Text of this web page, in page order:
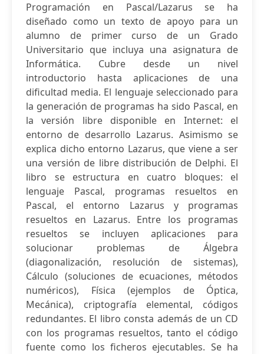
Programación en Pascal/Lazarus se ha
diseñado como un texto de apoyo para un
alumno de primer curso de un Grado
Universitario que incluya una asignatura de
Informática. Cubre desde un nivel
introductorio hasta aplicaciones de una
dificultad media. El lenguaje seleccionado para
la generación de programas ha sido Pascal, en
la versión libre disponible en Internet: el
entorno de desarrollo Lazarus. Asimismo se
explica dicho entorno Lazarus, que viene a ser
una versión de libre distribución de Delphi. El
libro se estructura en cuatro bloques: el
lenguaje Pascal, programas resueltos en
Pascal, el entorno Lazarus y programas
resueltos en Lazarus. Entre los programas
resueltos se incluyen aplicaciones para
solucionar problemas de Álgebra
(diagonalización, resolución de sistemas),
Cálculo (soluciones de ecuaciones, métodos
numéricos), Física (ejemplos de Óptica,
Mecánica), criptografía elemental, códigos
redundantes. El libro consta además de un CD
con los programas resueltos, tanto el código
fuente como los ficheros ejecutables. Se ha